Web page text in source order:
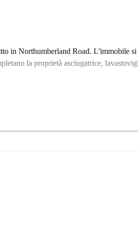
in Northumberland Road. L'immobile si
la proprietà asciugatrice,